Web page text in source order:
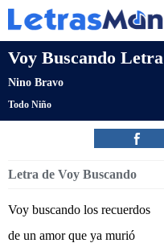
Voy Buscando Letra
Nino Bravo
Todo Niño
Letra de Voy Buscando
Voy buscando los recuerdos
de un amor que ya murió